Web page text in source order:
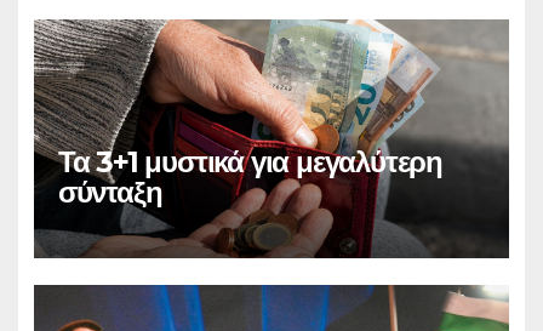
Τα 3+1 μυστικά για μεγαλύτερη
σύνταξη